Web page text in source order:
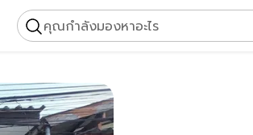
คุณกำลังมองหาอะไร